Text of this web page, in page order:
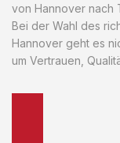
von Hannover nach
Bei der Wahl des
Hannover geht es
um Vertrauen,